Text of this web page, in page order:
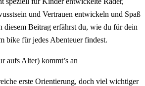
und Vertrauen entwickeln und Spaß
diesem Beitrag erfährst du, wie du für dein
bike für jedes Abenteuer findest.
aufs Alter) kommt’s an
erste Orientierung, doch viel wichtiger